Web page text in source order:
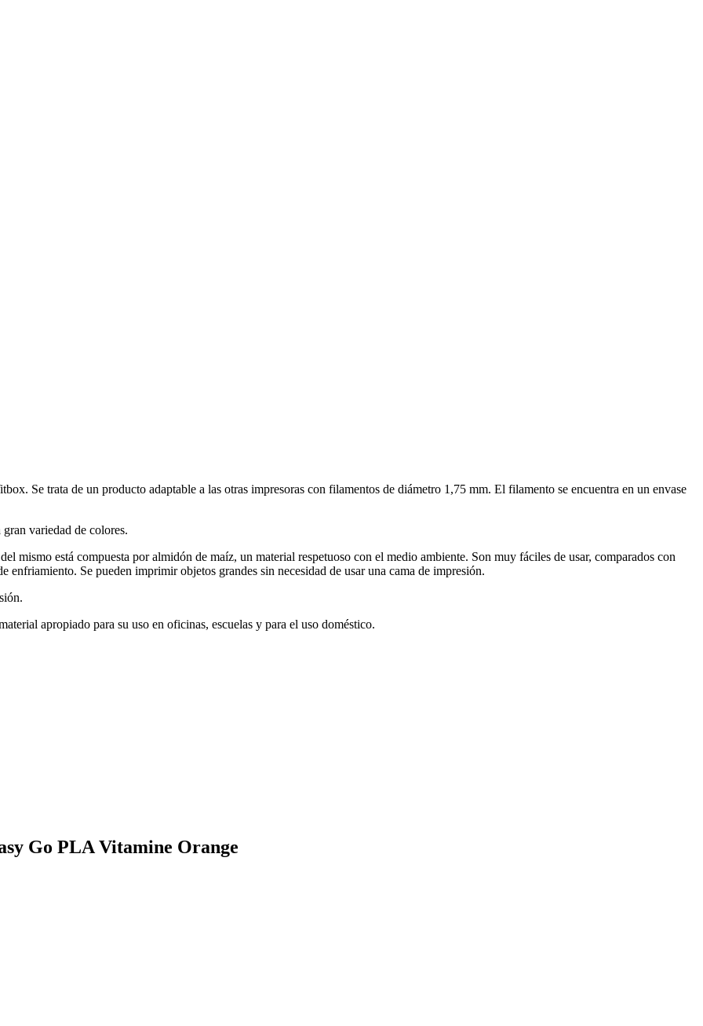
Se trata de un producto adaptable a las otras impresoras con filamentos de diámetro 1,75 mm. El filamento se encuentra en un envase
variedad de colores.
mismo está compuesta por almidón de maíz, un material respetuoso con el medio ambiente. Son muy fáciles de usar, comparados con
Se pueden imprimir objetos grandes sin necesidad de usar una cama de impresión.
apropiado para su uso en oficinas, escuelas y para el uso doméstico.
Go PLA Vitamine Orange